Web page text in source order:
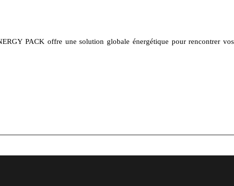
PACK offre une solution globale énergétique pour rencontrer vos